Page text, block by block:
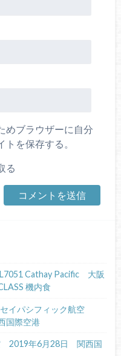
めブラウザーに自分
を保存する。
る
Cathay Pacific 大阪
機内食
イパシフィック航空
国際空港
2019年6月28日 関西国